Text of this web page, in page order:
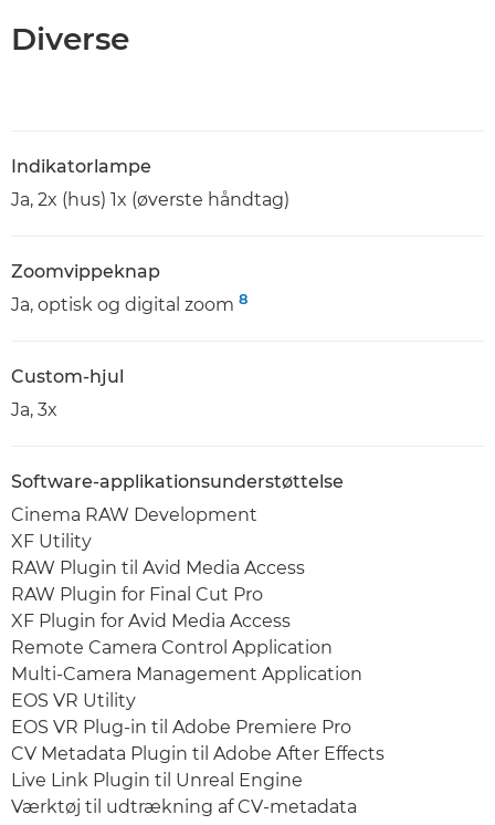
Diverse
Indikatorlampe
Ja, 2x (hus) 1x (øverste håndtag)
Zoomvippeknap
Ja, optisk og digital zoom 8
Custom-hjul
Ja, 3x
Software-applikationsunderstøttelse
Cinema RAW Development
XF Utility
RAW Plugin til Avid Media Access
RAW Plugin for Final Cut Pro
XF Plugin for Avid Media Access
Remote Camera Control Application
Multi-Camera Management Application
EOS VR Utility
EOS VR Plug-in til Adobe Premiere Pro
CV Metadata Plugin til Adobe After Effects
Live Link Plugin til Unreal Engine
Værktøj til udtrækning af CV-metadata